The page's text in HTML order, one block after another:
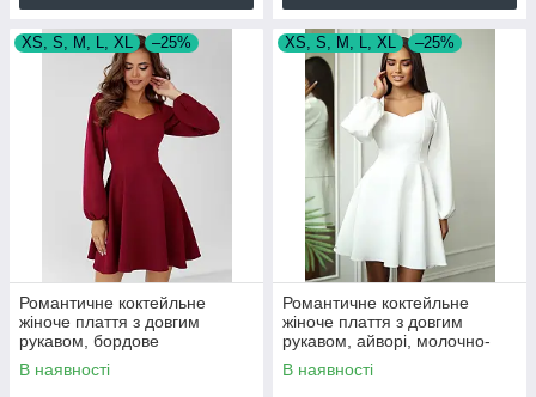
XS, S, M, L, XL –25%
Романтичне коктейльне
жіноче плаття з довгим
рукавом, бордове
В наявності
XS, S, M, L, XL –25%
Романтичне коктейльне
жіноче плаття з довгим
рукавом, айворі, молочно-
біле
В наявності